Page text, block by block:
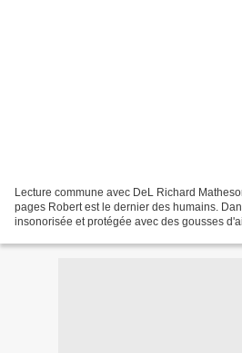
Lecture commune avec DeL Richard
pages Robert est le dernier des humains.
insonorisée et protégée avec des gousses